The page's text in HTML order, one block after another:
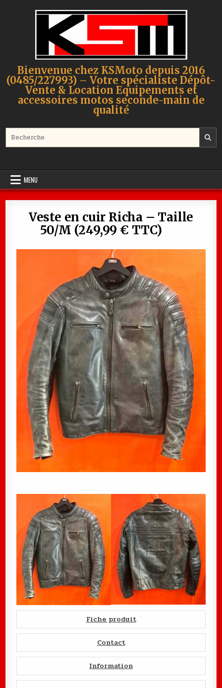
Bienvenue chez KSMoto depuis 2016
(0485/227993) – Votre spécialiste Dépôt-
Vente & Location Equipements et
accessoires motos seconde-main de
qualité
MENU
Veste en cuir Richa – Taille
50/M (249,99 € TTC)
Fiche produit
Contact
Information